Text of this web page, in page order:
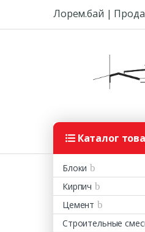
Skip to navigation
Skip to contentЛорем.бай |
Каталог
Блоки
Кирпич
Цемент
Строительные